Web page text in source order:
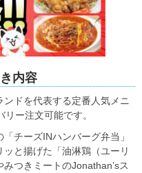
内容
ドを代表する定番人気メニ
ー注文可能です。
チーズINハンバーグ弁当」
と揚げた「油淋鶏（ユーリ
つきミートのJonathan’sス